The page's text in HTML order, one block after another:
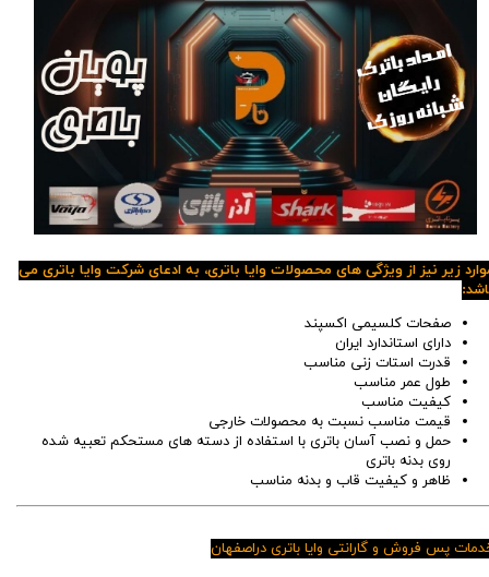
زیر نیز از ویژگی های محصولات وایا باتری، به ادعای شرکت وایا باتری می
صفحات کلسیمی اکسپند
دارای استاندارد ایران
قدرت استات زنی مناسب
طول عمر مناسب
کیفیت مناسب
قیمت مناسب نسبت به محصولات خارجی
حمل و نصب آسان باتری با استفاده از دسته های مستحکم تعبیه شده
روی بدنه باتری
ظاهر و کیفیت قاب و بدنه مناسب
پس فروش و گارانتی وایا باتری دراصفهان